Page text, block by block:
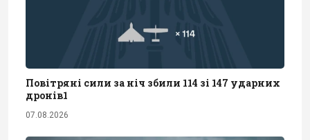
Повітряні сили за ніч збили 114 зі 147 ударних
дронів1
07.08.2026